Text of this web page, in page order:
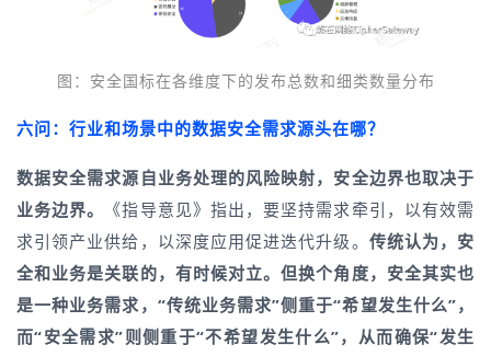
图：安全国标在各维度下的发布总数和细类数量分布
六问：行业和场景中的数据安全需求源头在哪？
数据安全需求源自业务处理的风险映射，安全边界也取决于
业务边界。
《指导意见》指出，要坚持需求牵引，以有效需
求引领产业供给，以深度应用促进迭代升级。 传统认为，安
全和业务是关联的，有时候对立。但换个角度，安全其实也
是一种业务需求，“传统业务需求”侧重于“希望发生什么”，
而“安全需求”则侧重于“不希望发生什么”，从而确保“发生